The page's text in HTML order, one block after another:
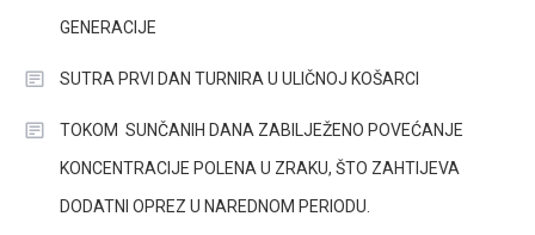
GENERACIJE
SUTRA PRVI DAN TURNIRA U ULIČNOJ KOŠARCI
TOKOM SUNČANIH DANA ZABILJEŽENO POVEĆANJE
KONCENTRACIJE POLENA U ZRAKU, ŠTO ZAHTIJEVA
DODATNI OPREZ U NAREDNOM PERIODU.